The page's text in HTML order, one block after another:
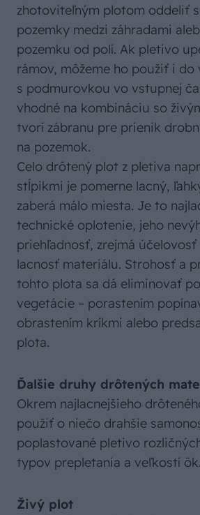
zhotoviteľným plotom oddeliť
pozemky medzi záhradami
pozemku od polí. Ak pletivo
rámov, môžeme ho použiť i do
s podmurovkou vo vstupnej
vhodné na kombináciu so
tvorí zábranu pre prienik
na pozemok.
Celo drôtený plot z pletiva
stĺpikmi je pomerne lacný,
zaberá málo miesta. Je to
technické oplotenie, jeho
priehľadnosť, zrejmá účelovosť
lacnosť materiálu. Strohosť a
tohto plota sa dá eliminovať
vegetácie – porastením
obrastením kríkmi alebo
plota.
Ďalšie druhy drôtených
Okrem najlacnejšieho
použiť o niečo drahšie
poplastované pletivo
typov prepletania a veľkostí ôk.
Živý plot